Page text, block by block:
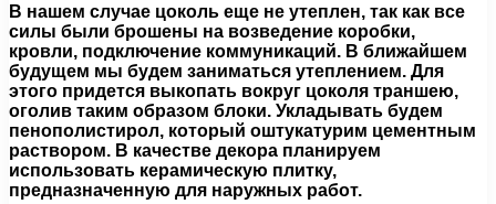
В нашем случае цоколь еще не утеплен, так как все
силы были брошены на возведение коробки,
кровли, подключение коммуникаций. В ближайшем
будущем мы будем заниматься утеплением. Для
этого придется выкопать вокруг цоколя траншею,
оголив таким образом блоки. Укладывать будем
пенополистирол, который оштукатурим цементным
раствором. В качестве декора планируем
использовать керамическую плитку,
предназначенную для наружных работ.